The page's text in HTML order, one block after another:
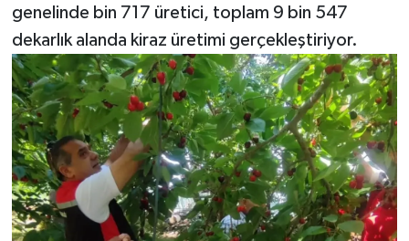
genelinde bin 717 üretici, toplam 9 bin 547
dekarlık alanda kiraz üretimi gerçekleştiriyor.